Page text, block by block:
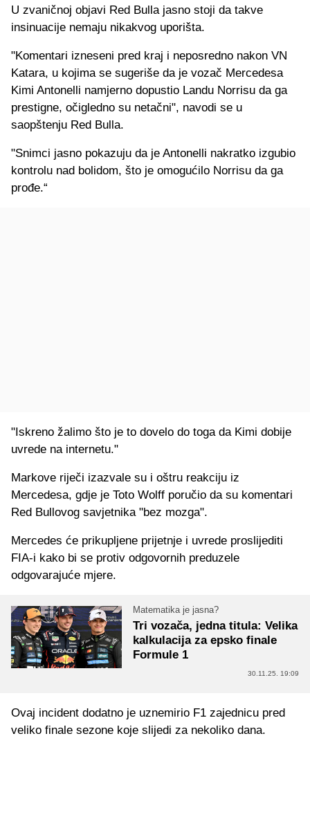
U zvaničnoj objavi Red Bulla jasno stoji da takve
insinuacije nemaju nikakvog uporišta.
"Komentari izneseni pred kraj i neposredno nakon VN
Katara, u kojima se sugeriše da je vozač Mercedesa
Kimi Antonelli namjerno dopustio Landu Norrisu da ga
prestigne, očigledno su netačni", navodi se u
saopštenju Red Bulla.
"Snimci jasno pokazuju da je Antonelli nakratko izgubio
kontrolu nad bolidom, što je omogućilo Norrisu da ga
prođe.“
"Iskreno žalimo što je to dovelo do toga da Kimi dobije
uvrede na internetu."
Markove riječi izazvale su i oštru reakciju iz
Mercedesa, gdje je Toto Wolff poručio da su komentari
Red Bullovog savjetnika "bez mozga".
Mercedes će prikupljene prijetnje i uvrede proslijediti
FIA-i kako bi se protiv odgovornih preduzele
odgovarajuće mjere.
Matematika je jasna?
Tri vozača, jedna titula: Velika
kalkulacija za epsko finale
Formule 1
30.11.25. 19:09
Ovaj incident dodatno je uznemirio F1 zajednicu pred
veliko finale sezone koje slijedi za nekoliko dana.